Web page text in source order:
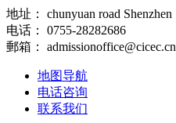
地址： chunyuan road Shenzhen
电话： 0755-28282686
郵箱： admissionoffice@cicec.cn
地图导航
电话咨询
联系我们